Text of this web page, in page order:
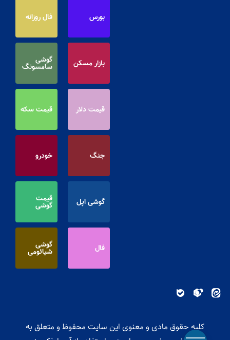
بورس فال روزانه
بازار مسکن گوشی
سامسونگ
قیمت دلار قیمت سکه
جنگ خودرو
گوشی اپل قیمت
گوشی
فال گوشی
شیائومی
کلیه حقوق مادی و معنوی این سایت محفوظ و متعلق به